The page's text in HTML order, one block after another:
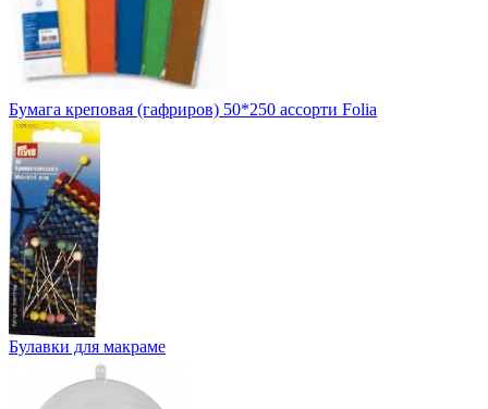
Бумага креповая (гафриров) 50*250 ассорти Folia
Булавки для макраме